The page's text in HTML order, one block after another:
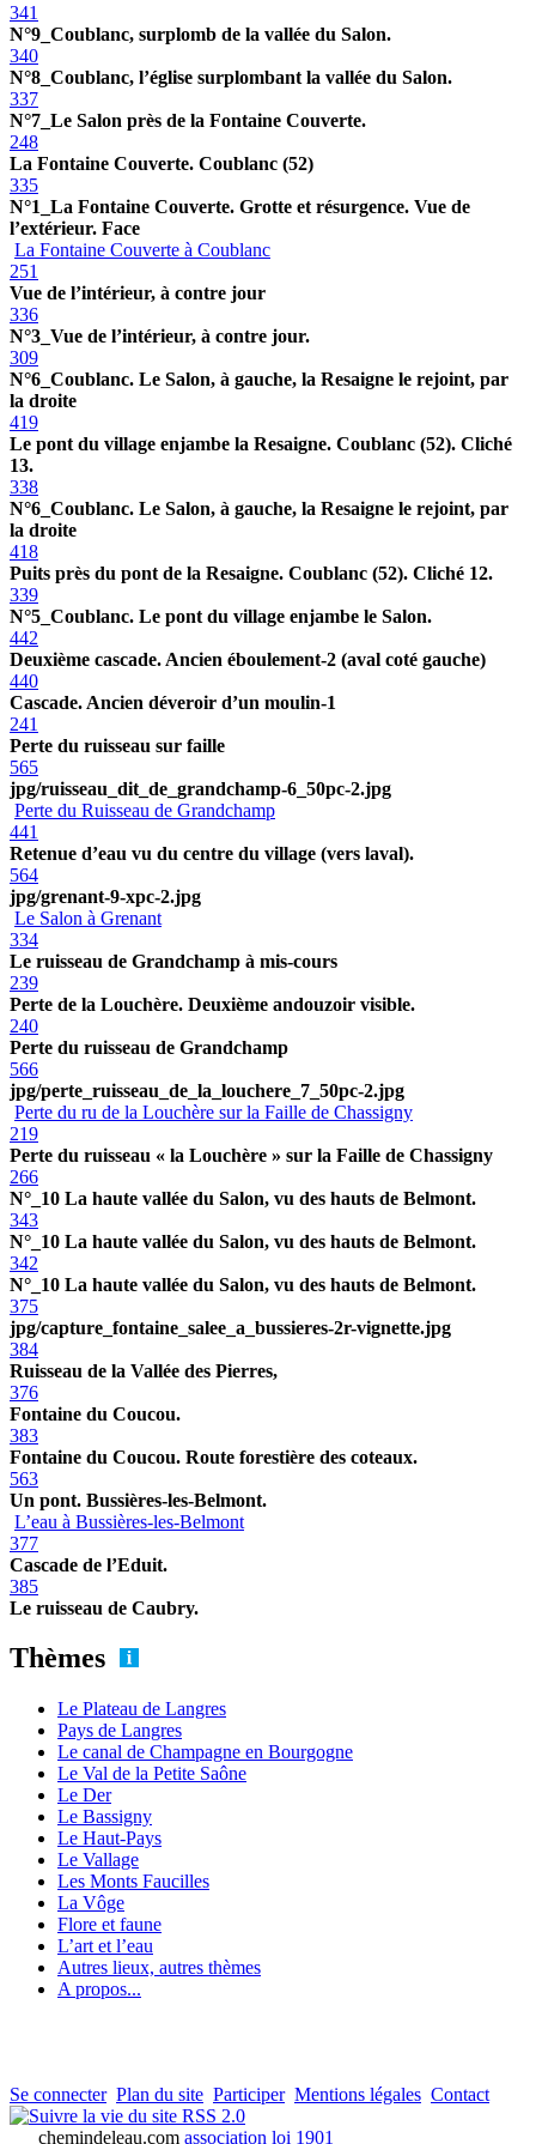
341
N°9_Coublanc, surplomb de la vallée du Salon.
340
N°8_Coublanc, l’église surplombant la vallée du Salon.
337
N°7_Le Salon près de la Fontaine Couverte.
248
La Fontaine Couverte. Coublanc (52)
335
N°1_La Fontaine Couverte. Grotte et résurgence. Vue de
l’extérieur. Face
La Fontaine Couverte à Coublanc
251
Vue de l’intérieur, à contre jour
336
N°3_Vue de l’intérieur, à contre jour.
309
N°6_Coublanc. Le Salon, à gauche, la Resaigne le rejoint, par
la droite
419
Le pont du village enjambe la Resaigne. Coublanc (52). Cliché
13.
338
N°6_Coublanc. Le Salon, à gauche, la Resaigne le rejoint, par
la droite
418
Puits près du pont de la Resaigne. Coublanc (52). Cliché 12.
339
N°5_Coublanc. Le pont du village enjambe le Salon.
442
Deuxième cascade. Ancien éboulement-2 (aval coté gauche)
440
Cascade. Ancien déveroir d’un moulin-1
241
Perte du ruisseau sur faille
565
jpg/ruisseau_dit_de_grandchamp-6_50pc-2.jpg
Perte du Ruisseau de Grandchamp
441
Retenue d’eau vu du centre du village (vers laval).
564
jpg/grenant-9-xpc-2.jpg
Le Salon à Grenant
334
Le ruisseau de Grandchamp à mis-cours
239
Perte de la Louchère. Deuxième andouzoir visible.
240
Perte du ruisseau de Grandchamp
566
jpg/perte_ruisseau_de_la_louchere_7_50pc-2.jpg
Perte du ru de la Louchère sur la Faille de Chassigny
219
Perte du ruisseau « la Louchère » sur la Faille de Chassigny
266
N°_10 La haute vallée du Salon, vu des hauts de Belmont.
343
N°_10 La haute vallée du Salon, vu des hauts de Belmont.
342
N°_10 La haute vallée du Salon, vu des hauts de Belmont.
375
jpg/capture_fontaine_salee_a_bussieres-2r-vignette.jpg
384
Ruisseau de la Vallée des Pierres,
376
Fontaine du Coucou.
383
Fontaine du Coucou. Route forestière des coteaux.
563
Un pont. Bussières-les-Belmont.
L’eau à Bussières-les-Belmont
377
Cascade de l’Eduit.
385
Le ruisseau de Caubry.
Thèmes
Le Plateau de Langres
Pays de Langres
Le canal de Champagne en Bourgogne
Le Val de la Petite Saône
Le Der
Le Bassigny
Le Haut-Pays
Le Vallage
Les Monts Faucilles
La Vôge
Flore et faune
L’art et l’eau
Autres lieux, autres thèmes
A propos...
Se connecter Plan du site Participer Mentions légales Contact
RSS 2.0
chemindeleau.com association loi 1901